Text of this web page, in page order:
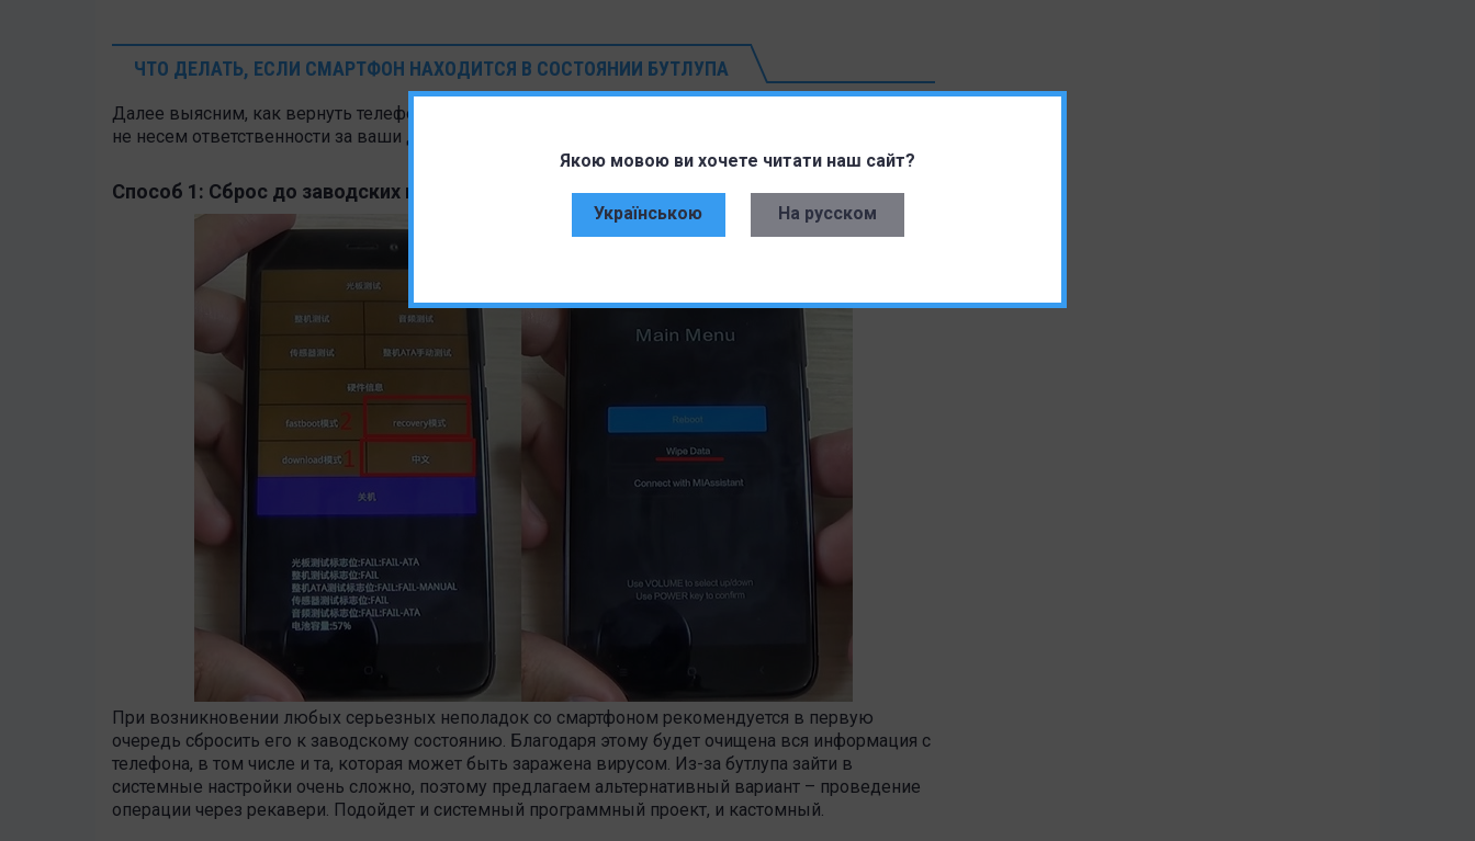
Якою мовою ви хочете читати наш сайт?
Українською На русском
ЧТО ДЕЛАТЬ, ЕСЛИ СМАРТФОН НАХОДИТСЯ В СОСТОЯНИИ БУТЛУПА
Далее выясним, как вернуть телефон в нормальное рабочее состояние. Предупреждаем, что мы
не несем ответственности за ваши действия. Инструкция представлена в ознакомительных целях.
Способ 1: Сброс до заводских настроек
При возникновении любых серьезных неполадок со смартфоном рекомендуется в первую
очередь сбросить его к заводскому состоянию. Благодаря этому будет очищена вся информация с
телефона, в том числе и та, которая может быть заражена вирусом. Из-за бутлупа зайти в
системные настройки очень сложно, поэтому предлагаем альтернативный вариант – проведение
операции через рекавери. Подойдет и системный программный проект, и кастомный.